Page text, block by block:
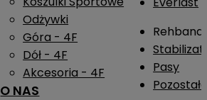
Odżywki
Góra - 4F
Dół - 4F
Akcesoria - 4F
O NAS
Rehband
Pasy